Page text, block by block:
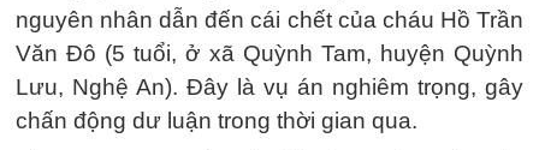
nguyên nhân dẫn đến cái chết của cháu Hồ Trần
Văn Đô (5 tuổi, ở xã Quỳnh Tam, huyện Quỳnh
Lưu, Nghệ An). Đây là vụ án nghiêm trọng, gây
chấn động dư luận trong thời gian qua.